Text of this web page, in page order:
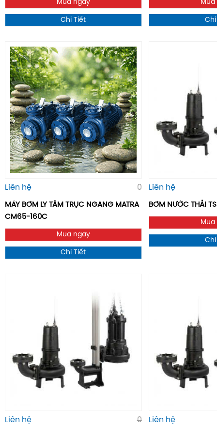
Mua ngay
Chi Tiết
Mua
Liên hệ 0
MÁY BƠM LY TÂM TRỤC NGANG MATRA
CM65-160C
Mua ngay
Chi Tiết
Liên hệ
BƠM NƯỚC THẢI
Mua
Liên hệ 0 Liên hệ